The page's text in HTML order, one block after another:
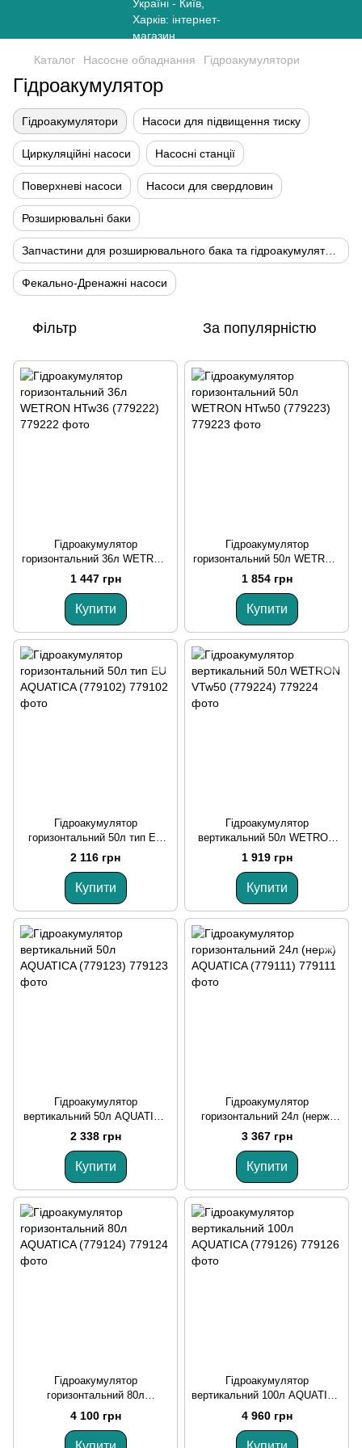
Каталог Насосне обладнання Гідроакумулятори
Гідроакумулятор
Гідроакумулятори Насоси для підвищення тиску
Циркуляційні насоси Насосні станції
Поверхневі насоси Насоси для свердловин
Розширювальні баки
Запчастини для розширювального бака та гідроакумуляторів
Фекально-Дренажні насоси
Фільтр За популярністю
Гідроакумулятор
горизонтальний 36л WETRON
HTw36 (779222)
1 447 грн
Купити
Гідроакумулятор
горизонтальний 50л WETRON
HTw50 (779223)
1 854 грн
Купити
Гідроакумулятор
горизонтальний 50л тип EU
AQUATICA (779102)
2 116 грн
Купити
Гідроакумулятор
вертикальний 50л WETRON
VTw50 (779224)
1 919 грн
Купити
Гідроакумулятор
вертикальний 50л AQUATICA
(779123)
2 338 грн
Купити
Гідроакумулятор
горизонтальний 24л (нерж)
AQUATICA (779111)
3 367 грн
Купити
Гідроакумулятор
горизонтальний 80л
AQUATICA (779124)
4 100 грн
Гідроакумулятор
вертикальний 100л AQUATICA
(779126)
4 960 грн